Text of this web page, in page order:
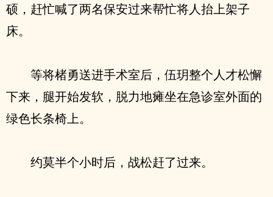
硕，赶忙喊了两名保安过来帮忙将人抬上架子
床。
等将楮勇送进手术室后，伍玥整个人才松懈
下来，腿开始发软，脱力地瘫坐在急诊室外面的
绿色长条椅上。
约莫半个小时后，战松赶了过来。